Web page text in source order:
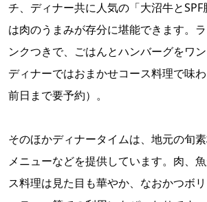
チ、ディナー共に人気の「大沼牛とSPF
は肉のうまみが存分に堪能できます。
ンクつきで、ごはんとハンバーグをワン
ディナーではおまかせコース料理で味わ
前日まで要予約）。
そのほかディナータイムは、地元の旬
メニューなどを提供しています。肉、
ス料理は見た目も華やか、なおかつボ